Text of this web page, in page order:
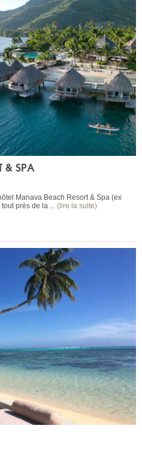
& SPA
Manava Beach Resort & Spa (ex
près de la ... (lire la suite)